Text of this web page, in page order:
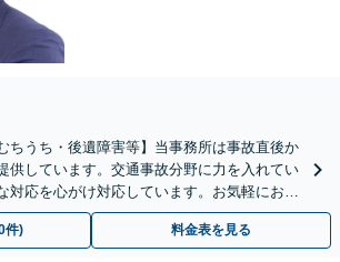
ちうち・後遺障害等】当事務所は事故直後か
供しています。交通事故分野に力を入れてい
対応を心がけ対応しています。お気軽にお問
全予約制・初回法律相談無料◢
件) 料金表を見る